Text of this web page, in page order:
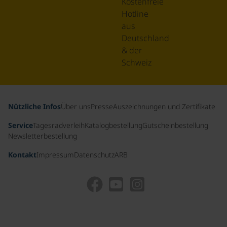
Hotline
aus
Deutschland
& der
Schweiz
Nützliche InfosÜber unsPresseAuszeichnungen und Zertifikate
ServiceTagesradverleihKatalogbestellungGutscheinbestellung
Newsletterbestellung
KontaktImpressumDatenschutzARB